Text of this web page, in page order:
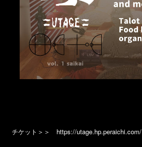
チケット＞＞ https://utage.hp.peraichi.com/